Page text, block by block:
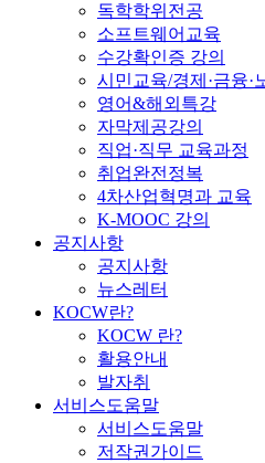
독학학위전공
소프트웨어교육
수강확인증 강의
시민교육/경제·금융·
영어&해외특강
자막제공강의
직업·직무 교육과정
취업완전정복
4차산업혁명과 교육
K-MOOC 강의
공지사항
공지사항
뉴스레터
KOCW란?
KOCW 란?
활용안내
발자취
서비스도움말
서비스도움말
저작권가이드